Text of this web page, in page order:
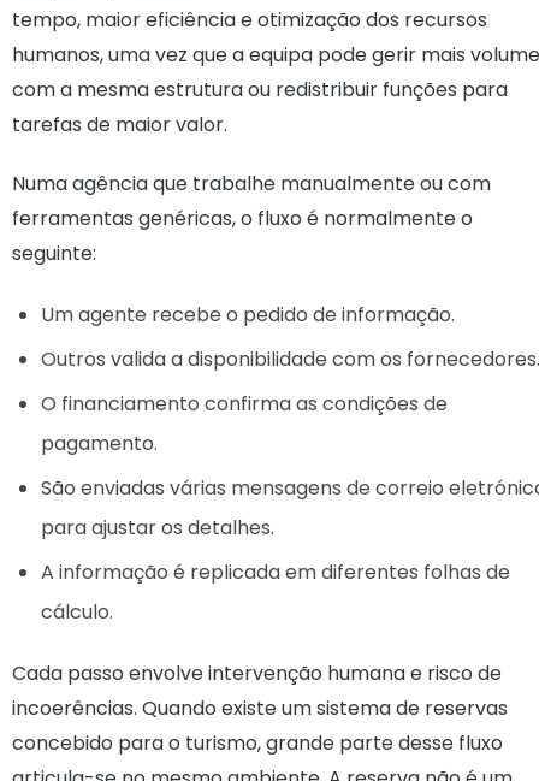
tempo, maior eficiência e otimização dos recursos
humanos, uma vez que a equipa pode gerir mais volume
com a mesma estrutura ou redistribuir funções para
tarefas de maior valor.
Numa agência que trabalhe manualmente ou com
ferramentas genéricas, o fluxo é normalmente o
seguinte:
Um agente recebe o pedido de informação.
Outros valida a disponibilidade com os fornecedores.
O financiamento confirma as condições de
pagamento.
São enviadas várias mensagens de correio
para ajustar os detalhes.
A informação é replicada em diferentes folhas de
cálculo.
Cada passo envolve intervenção humana e risco de
incoerências. Quando existe um sistema de reservas
concebido para o turismo, grande parte desse fluxo